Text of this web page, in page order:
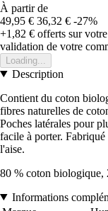
À partir de
49,95 € 36,32 € -27%
+1,82 € offerts sur
validation de votre
Loading...
Description
Contient du coton
fibres naturelles de
Poches latérales pour
facile à porter.
l'aise.
80 % coton biologique,
Informations